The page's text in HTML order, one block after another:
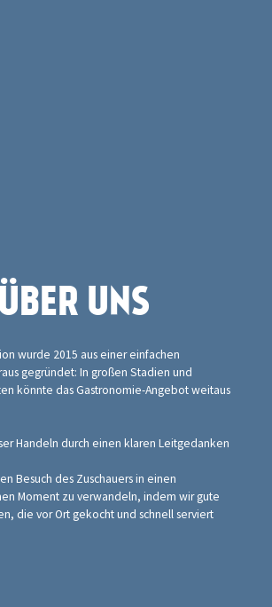
ÜBER UNS
wurde 2015 aus einer einfachen
gegründet: In großen Stadien und
könnte das Gastronomie-Angebot weitaus
Handeln durch einen klaren Leitgedanken
Besuch des Zuschauers in einen
Moment zu verwandeln, indem wir gute
die vor Ort gekocht und schnell serviert